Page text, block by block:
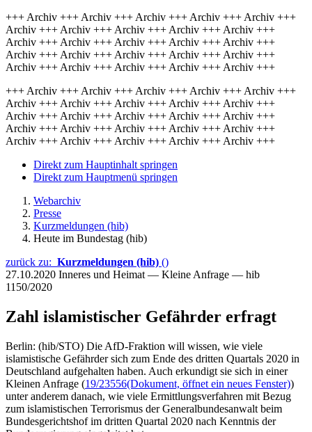
+++ Archiv +++ Archiv +++ Archiv +++ Archiv +++ Archiv +++
Archiv +++ Archiv +++ Archiv +++ Archiv +++ Archiv +++
Archiv +++ Archiv +++ Archiv +++ Archiv +++ Archiv +++
Archiv +++ Archiv +++ Archiv +++ Archiv +++ Archiv +++
Archiv +++ Archiv +++ Archiv +++ Archiv +++ Archiv +++
+++ Archiv +++ Archiv +++ Archiv +++ Archiv +++ Archiv +++
Archiv +++ Archiv +++ Archiv +++ Archiv +++ Archiv +++
Archiv +++ Archiv +++ Archiv +++ Archiv +++ Archiv +++
Archiv +++ Archiv +++ Archiv +++ Archiv +++ Archiv +++
Archiv +++ Archiv +++ Archiv +++ Archiv +++ Archiv +++
Direkt zum Hauptinhalt springen
Direkt zum Hauptmenü springen
Webarchiv
Presse
Kurzmeldungen (hib)
Heute im Bundestag (hib)
zurück zu: Kurzmeldungen (hib) ()
27.10.2020 Inneres und Heimat — Kleine Anfrage — hib
1150/2020
Zahl islamistischer Gefährder erfragt
Berlin: (hib/STO) Die AfD-Fraktion will wissen, wie viele
islamistische Gefährder sich zum Ende des dritten Quartals 2020 in
Deutschland aufgehalten haben. Auch erkundigt sie sich in einer
Kleinen Anfrage (19/23556(Dokument, öffnet ein neues Fenster))
unter anderem danach, wie viele Ermittlungsverfahren mit Bezug
zum islamistischen Terrorismus der Generalbundesanwalt beim
Bundesgerichtshof im dritten Quartal 2020 nach Kenntnis der